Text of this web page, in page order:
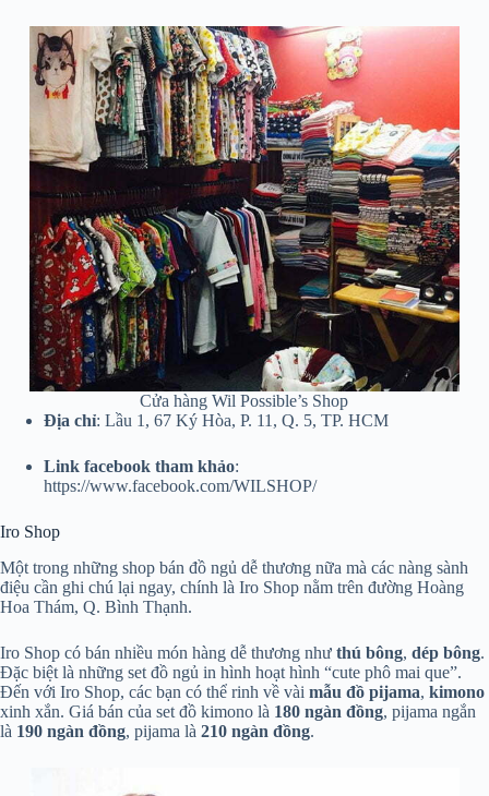
Cửa hàng Wil Possible’s Shop
Địa chỉ: Lầu 1, 67 Ký Hòa, P. 11, Q. 5, TP. HCM
Link facebook tham khảo:
https://www.facebook.com/WILSHOP/
Iro Shop
Một trong những shop bán đồ ngủ dễ thương nữa mà các nàng sành
điệu cần ghi chú lại ngay, chính là Iro Shop nằm trên đường Hoàng
Hoa Thám, Q. Bình Thạnh.
Iro Shop có bán nhiều món hàng dễ thương như thú bông, dép bông.
Đặc biệt là những set đồ ngủ in hình hoạt hình “cute phô mai que”.
Đến với Iro Shop, các bạn có thể rinh về vài mẫu đồ pijama, kimono
xinh xắn. Giá bán của set đồ kimono là 180 ngàn đồng, pijama ngắn
là 190 ngàn đồng, pijama là 210 ngàn đồng.